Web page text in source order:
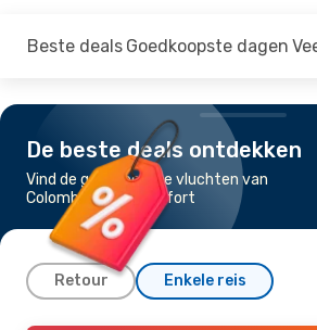
Beste deals Goedkoopste dagen
De beste deals ontdekken
Vind de goedkoopste vluchten van
Colombo naar Francfort
Retour Enkele reis